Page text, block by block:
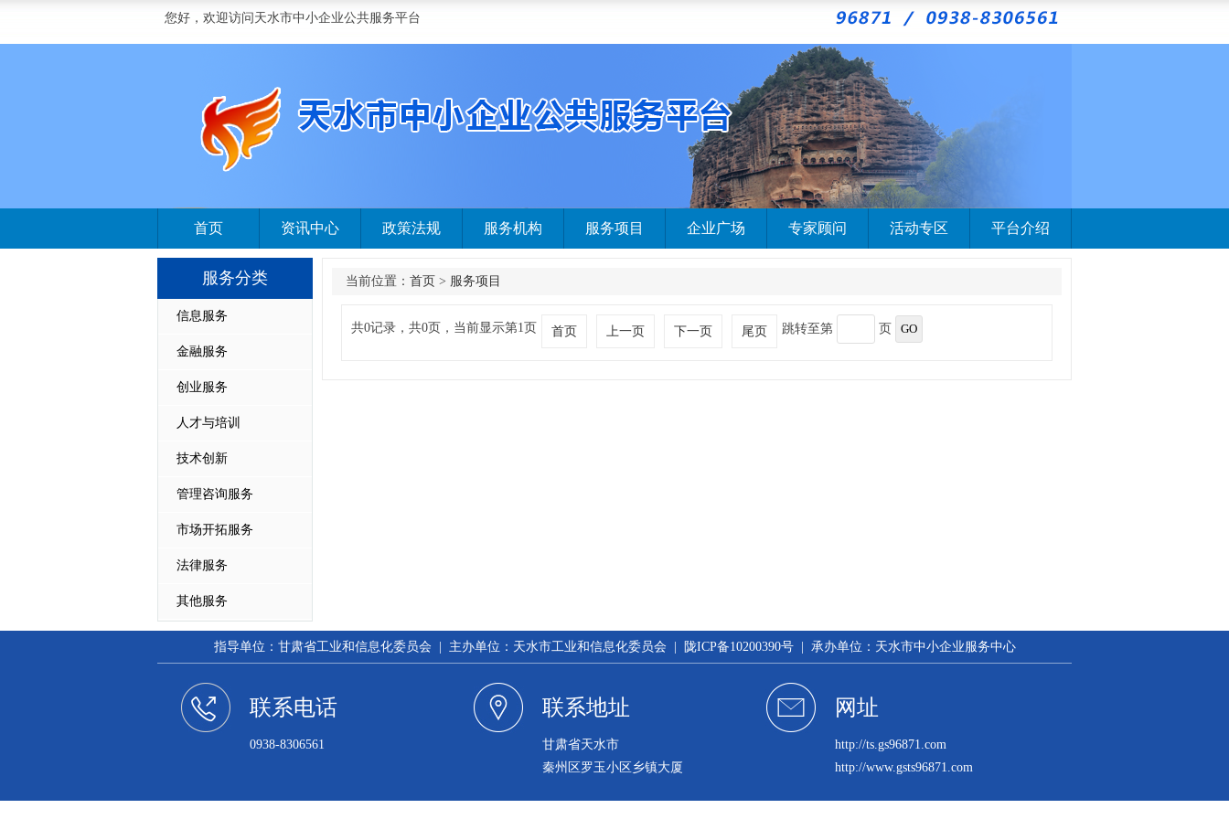
您好，欢迎访问天水市中小企业公共服务平台
首页 资讯中心 政策法规 服务机构 服务项目 企业广场 专家顾问 活动专区 平台介绍
服务分类
信息服务
金融服务
创业服务
人才与培训
技术创新
管理咨询服务
市场开拓服务
法律服务
其他服务
当前位置： 首页 > 服务项目
共0记录，共0页，当前显示第1页 首页 上一页 下一页 尾页 跳转至第 页
指导单位：甘肃省工业和信息化委员会 | 主办单位：天水市工业和信息化委员会 | 陇ICP备10200390号 | 承办单位：天水市中小企业服务中心
联系电话
0938-8306561
联系地址
甘肃省天水市
秦州区罗玉小区乡镇大厦
网址
http://ts.gs96871.com
http://www.gsts96871.com